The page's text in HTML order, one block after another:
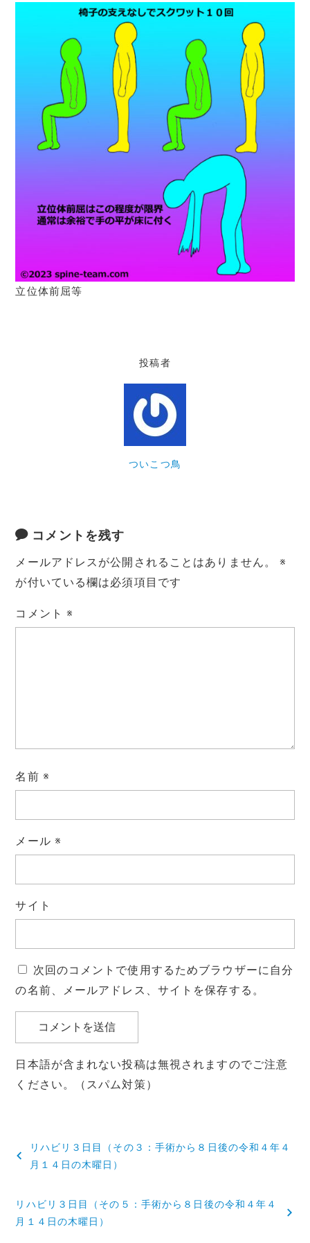
立位体前屈等
投稿者
ついこつ鳥
コメントを残す
メールアドレスが公開されることはありません。
※
が付いている欄は必須項目です
コメント※
名前 ※
メール ※
サイト
次回のコメントで使用するためブラウザーに自分
の名前、メールアドレス、サイトを保存する。
日本語が含まれない投稿は無視されますのでご注意
ください。（スパム対策）
稿
ビ
リハビリ３日目（その３：手術から８日後の令和４年４
月１４日の木曜日）
リハビリ３日目（その５：手術から８日後の令和４年４
月１４日の木曜日）